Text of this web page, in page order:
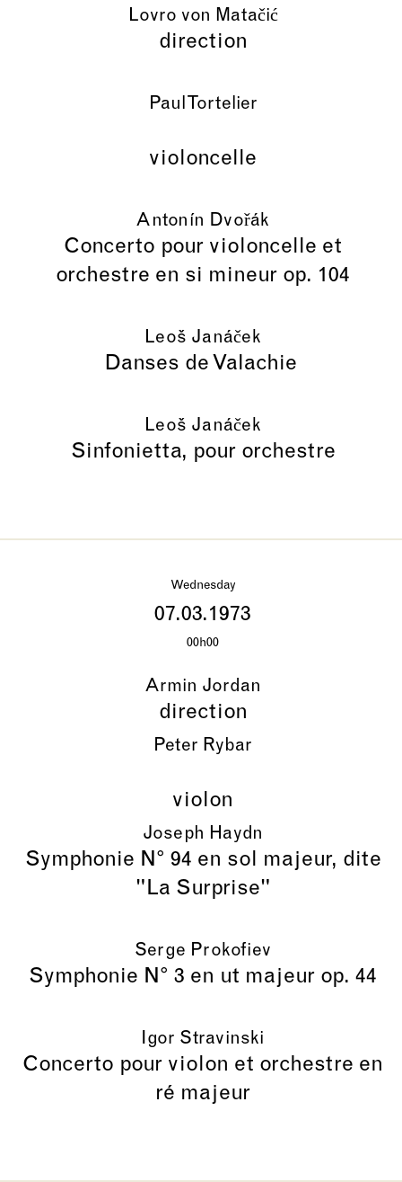
Lovro von Matačić
direction
Paul Tortelier
violoncelle
Antonín Dvořák
Concerto pour violoncelle et
orchestre en si mineur op. 104
Leoš Janáček
Danses de Valachie
Leoš Janáček
Sinfonietta, pour orchestre
Wednesday
07.03.1973
00h00
Armin Jordan
direction
Peter Rybar
violon
Joseph Haydn
Symphonie N° 94 en sol majeur, dite
"La Surprise"
Serge Prokofiev
Symphonie N° 3 en ut majeur op. 44
Igor Stravinski
Concerto pour violon et orchestre en
ré majeur